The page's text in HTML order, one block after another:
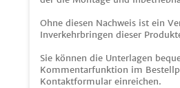
Ohne diesen Nachweis ist ein
Inverkehrbringen dieser
Sie können die Unterlagen
Kommentarfunktion im
Kontaktformular einreichen.